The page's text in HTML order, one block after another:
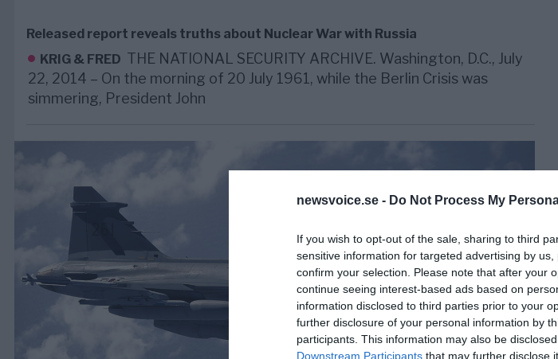
newsvoice.se - Do Not Process My
If you wish to opt-out of the sale, sharing to third
sensitive information for targeted advertising by
confirm your selection. Please note that after your
continue seeing interest-based ads based on
information disclosed to third parties prior to your
further disclosure of your personal information by
participants. This information may also be
Downstream Participants that may further disclose
Released report reveals truths about Nuclear War with Russia
KRIG & FRED THE NATIONAL SECURITY ARCHIVE. Washington, D.C., July
22, 2014 – On the morning of 20 July 1961, while the Berlin Crisis was
simmering, President John